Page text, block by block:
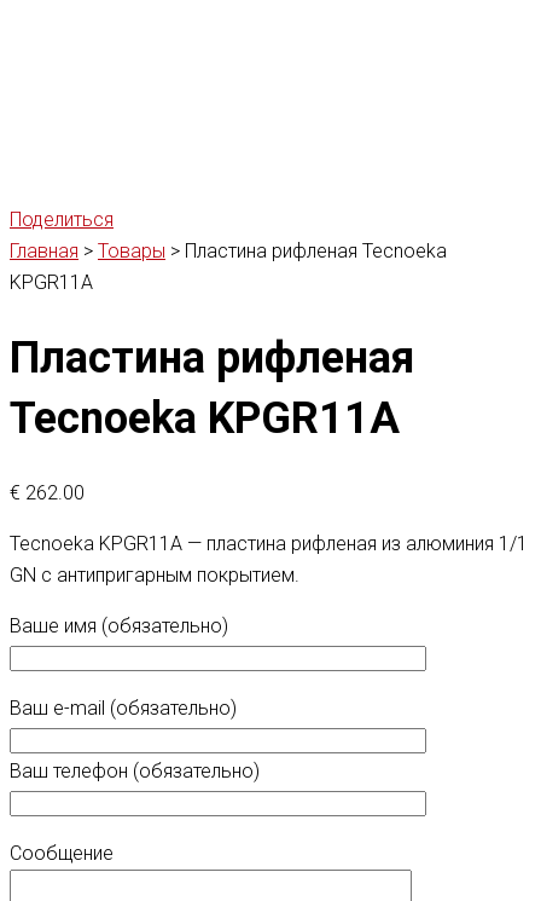
Поделиться
Главная > Товары > Пластина рифленая Tecnoeka
KPGR11A
Пластина рифленая
Tecnoeka KPGR11A
€ 262.00
Tecnoeka KPGR11A — пластина рифленая из алюминия 1/1
GN с антипригарным покрытием.
Ваше имя (обязательно)
Ваш e-mail (обязательно)
Ваш телефон (обязательно)
Сообщение